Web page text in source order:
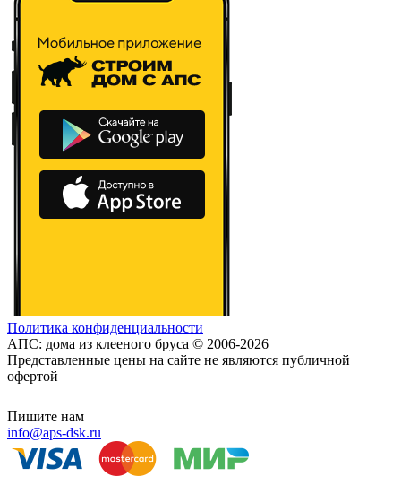
Политика конфиденциальности
АПС: дома из клееного бруса © 2006-2026
Представленные цены на сайте не являются публичной
офертой
Пишите нам
info@aps-dsk.ru